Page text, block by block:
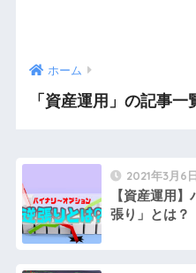
ホーム
「資産運用」の記事一
2021年3月6日
【資産運用
張り」とは？